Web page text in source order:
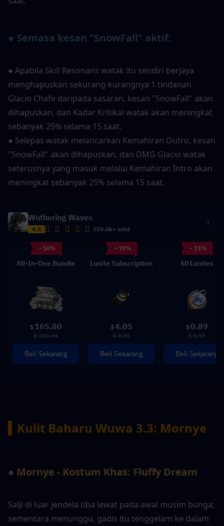
● Semasa kesan "SnowFall" aktif:
● Apabila Skill Resonans watak itu sendiri berjaya
menghapuskan sekurang-kurangnya 1 tindanan
Glacio Chafe daripada sasaran, kesan "SnowFall" akan
dihapuskan, dan Kadar Kritikal watak akan meningkat
sebanyak 25% selama 15 saat.
● Selepas watak melancarkan Kemahiran Outro, kesan
"SnowFall" akan dihapuskan, dan DMG Glacio watak
seterusnya yang masuk melalui Kemahiran Intro akan
meningkat sebanyak 25% selama 15 saat.
Wuthering Waves
4.8 259.6k+ sold
- 18%
All-In-One Bundle
$ 165.80
$ 200.94
Beli Sekarang
- 19%
Lunite Subscription
$4.05
$ 4.99
Beli Sekarang
- 11%
60 Lunites
$ 0.89
$ 0.99
Beli Sekarang
▍Kulit Baharu Wuwa 3.3: Mornye
● Mornye - Kostum Khas: Fluffy Dream
Salji di luar jendela tiba lewat pada awal musim bunga;
sementara menunggu, gadis itu tenggelam ke dalam